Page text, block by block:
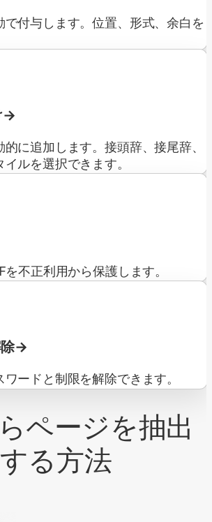
で付与します。位置、形式、余白を
に追加します。接頭辞、接尾辞、
ルを選択できます。
不正利用から保護します。
ードと制限を解除できます。
ページを抽出
する方法